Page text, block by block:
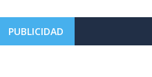
PUBLICIDAD